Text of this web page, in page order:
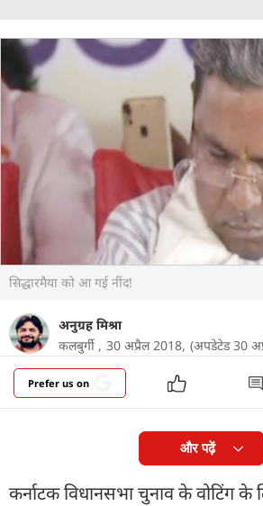
सिद्धारमैया को आ गई नींद!
अनुग्रह मिश्रा
कलबुर्गी , 30 अप्रैल 2018, (अपडेटेड 30
Prefer us on
और पढ़ें
कर्नाटक विधानसभा चुनाव के वोटिंग के